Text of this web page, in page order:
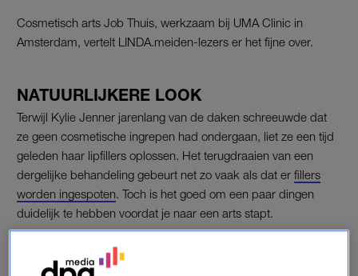
Cosmetisch arts Job Thuis, werkzaam bij UMA Clinic in
Amsterdam, vertelt LINDA.meiden-lezers er het fijne over.
NATUURLIJKERE LOOK
Terwijl Kylie Jenner jarenlang van de daken schreeuwde dat
ze geen cosmetische ingrepen had ondergaan, liet ze een tijd
geleden haar lipfillers oplossen. Het terugdraaien van een
dergelijke behandeling gebeurt net zo vaak als dat er fillers
worden ingespoten . Toch is het goed om een paar dingen
duidelijk te hebben voordat je naar een arts stapt.
“Er moet een duidelijk onderscheid gemaakt worden tussen
de redenen om fillers op te lossen. Wil je terug naar hoe je